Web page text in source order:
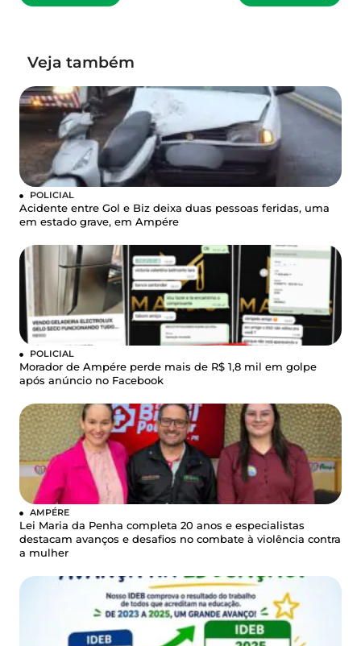
Veja também
POLICIAL
Acidente entre Gol e Biz deixa duas pessoas feridas, uma
em estado grave, em Ampére
POLICIAL
Morador de Ampére perde mais de R$ 1,8 mil em golpe
após anúncio no Facebook
AMPÉRE
Lei Maria da Penha completa 20 anos e especialistas
destacam avanços e desafios no combate à violência contra
a mulher